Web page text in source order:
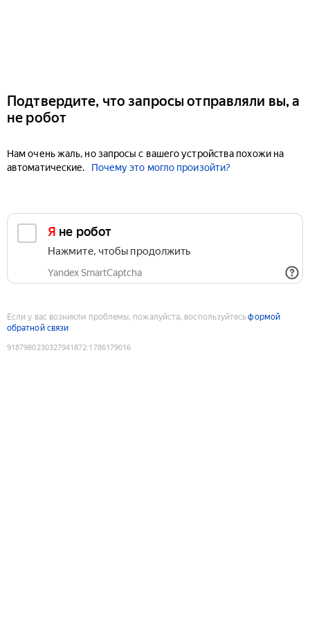
Подтвердите, что запросы отправляли вы, а
не робот
Нам очень жаль, но запросы с вашего устройства похожи на
автоматические.
Почему это могло произойти?
Я не робот
Нажмите, чтобы продолжить
Yandex SmartCaptcha
Если у вас возникли проблемы, пожалуйста, воспользуйтесьформой
обратной связи
9187980230327941872:1786179016